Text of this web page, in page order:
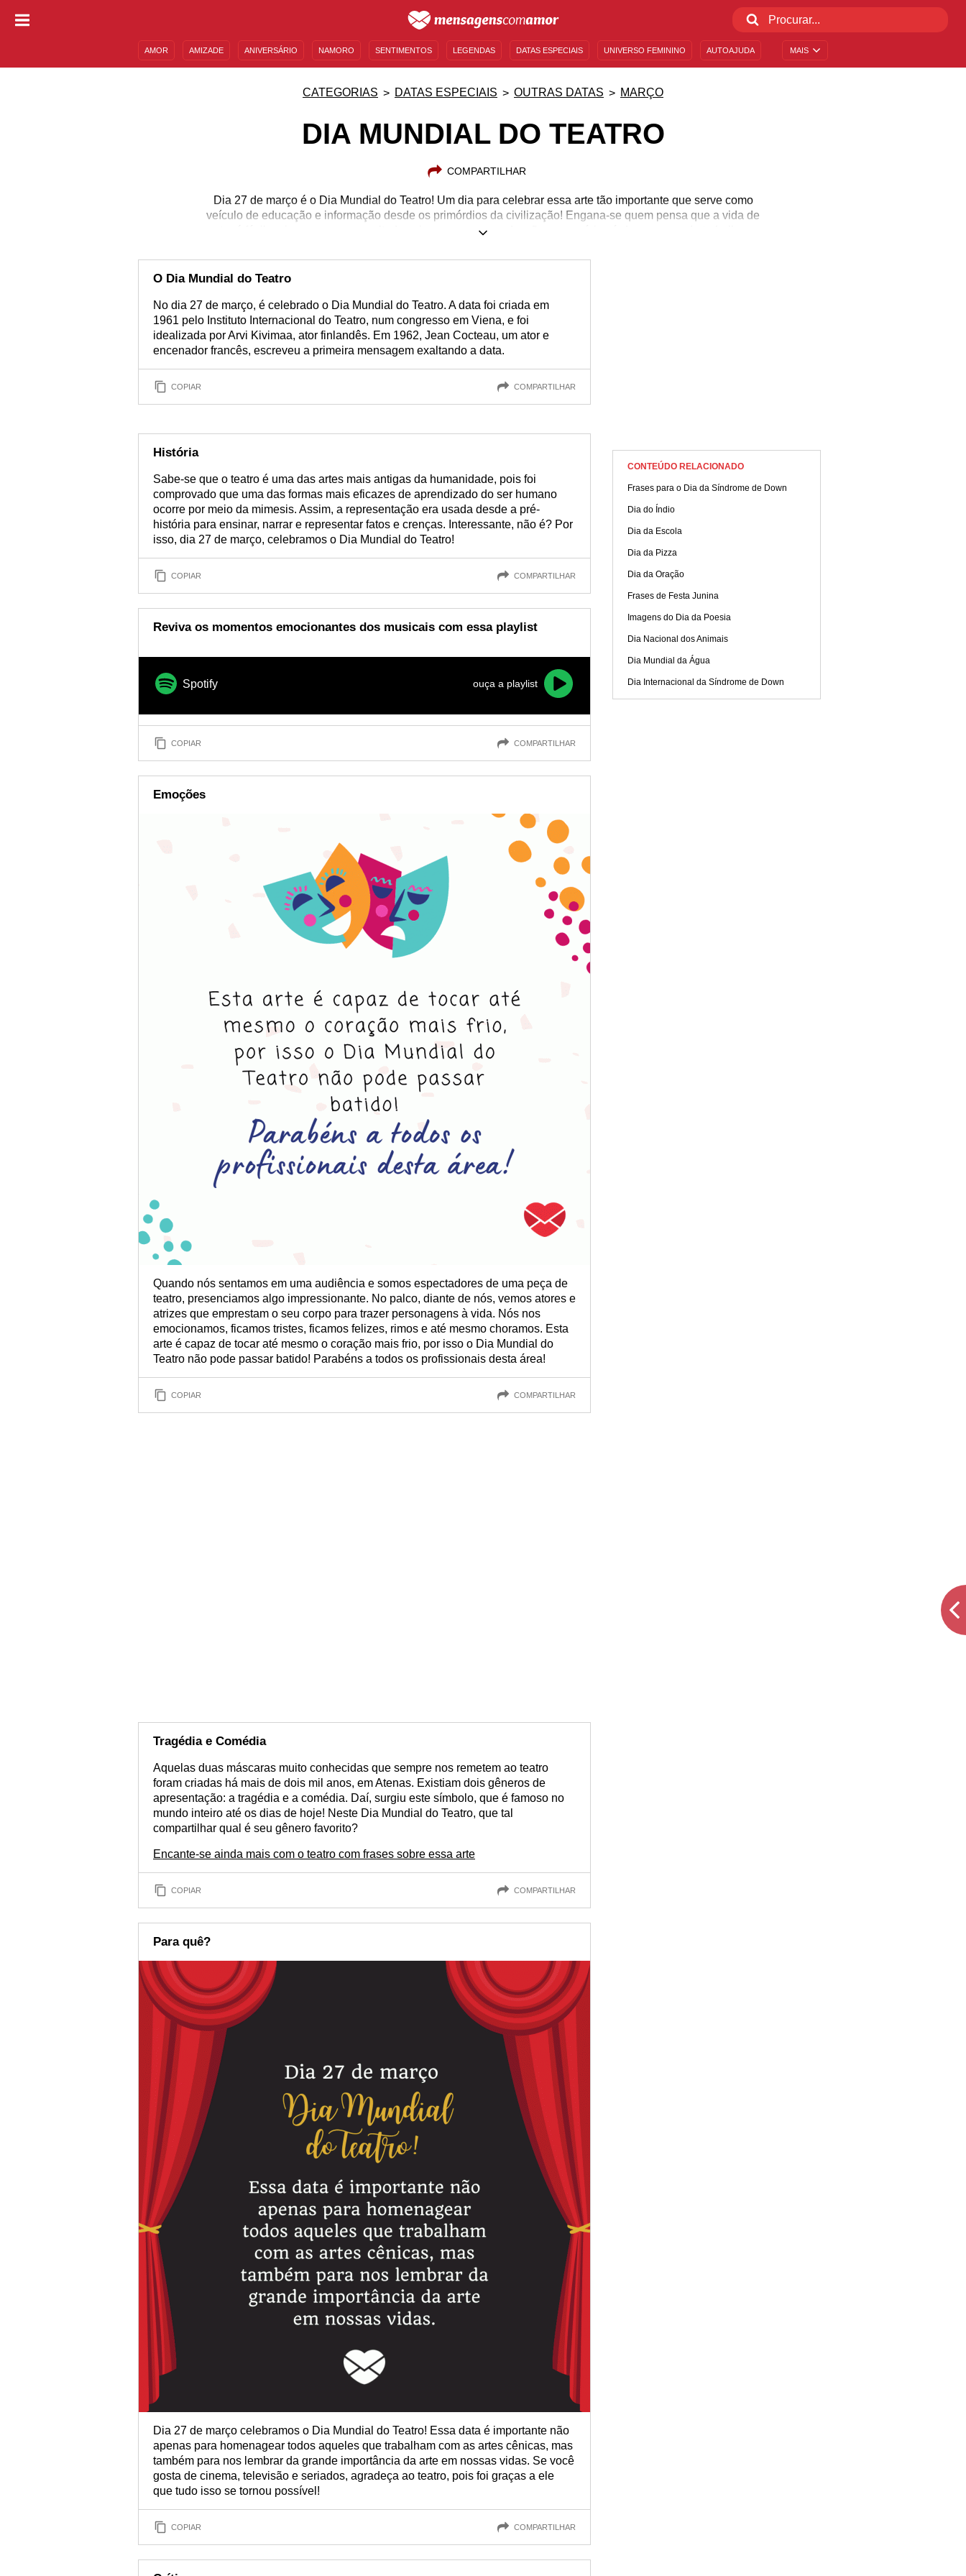
MAIS
AMOR AMIZADE ANIVERSÁRIO NAMORO SENTIMENTOS LEGENDAS DATAS ESPECIAIS UNIVERSO FEMININO AUTOAJUDA
CATEGORIAS DATAS ESPECIAIS OUTRAS DATAS MARÇO
DIA MUNDIAL DO TEATRO
COMPARTILHAR
Dia 27 de março é o Dia Mundial do Teatro! Um dia para celebrar essa arte tão importante que serve como
veículo de educação e informação desde os primórdios da civilização! Engana-se quem pensa que a vida de
ator é fácil, pois, para que o resultado seja como o esperado, são necessários árduos meses de trabalho e
trabalhar duro para que a mágica aconteça! Por isso nada mais justo que prestigiar essa data tão importante,
celebrar os atores que deram vida aos personagens que nos marcaram e valorizar essa arte e essa profissão!
O Dia Mundial do Teatro
No dia 27 de março, é celebrado o Dia Mundial do Teatro. A data foi criada em
1961 pelo Instituto Internacional do Teatro, num congresso em Viena, e foi
idealizada por Arvi Kivimaa, ator finlandês. Em 1962, Jean Cocteau, um ator e
encenador francês, escreveu a primeira mensagem exaltando a data.
COPIAR COMPARTILHAR
História
Sabe-se que o teatro é uma das artes mais antigas da humanidade, pois foi
comprovado que uma das formas mais eficazes de aprendizado do ser humano
ocorre por meio da mimesis. Assim, a representação era usada desde a pré-
história para ensinar, narrar e representar fatos e crenças. Interessante, não é? Por
isso, dia 27 de março, celebramos o Dia Mundial do Teatro!
COPIAR COMPARTILHAR
Reviva os momentos emocionantes dos musicais com essa playlist
Spotify ouça a playlist
COPIAR COMPARTILHAR
Emoções
Quando nós sentamos em uma audiência e somos espectadores de uma peça de
teatro, presenciamos algo impressionante. No palco, diante de nós, vemos atores e
atrizes que emprestam o seu corpo para trazer personagens à vida. Nós nos
emocionamos, ficamos tristes, ficamos felizes, rimos e até mesmo choramos. Esta
arte é capaz de tocar até mesmo o coração mais frio, por isso o Dia Mundial do
Teatro não pode passar batido! Parabéns a todos os profissionais desta área!
COPIAR COMPARTILHAR
Tragédia e Comédia
Aquelas duas máscaras muito conhecidas que sempre nos remetem ao teatro
foram criadas há mais de dois mil anos, em Atenas. Existiam dois gêneros de
apresentação: a tragédia e a comédia. Daí, surgiu este símbolo, que é famoso no
mundo inteiro até os dias de hoje! Neste Dia Mundial do Teatro, que tal
compartilhar qual é seu gênero favorito?
Encante-se ainda mais com o teatro com frases sobre essa arte
COPIAR COMPARTILHAR
Para quê?
Dia 27 de março celebramos o Dia Mundial do Teatro! Essa data é importante não
apenas para homenagear todos aqueles que trabalham com as artes cênicas, mas
também para nos lembrar da grande importância da arte em nossas vidas. Se você
gosta de cinema, televisão e seriados, agradeça ao teatro, pois foi graças a ele
que tudo isso se tornou possível!
COPIAR COMPARTILHAR
CONTEÚDO RELACIONADO
Frases para o Dia da Síndrome de Down
Dia do Índio
Dia da Escola
Dia da Pizza
Dia da Oração
Frases de Festa Junina
Imagens do Dia da Poesia
Dia Nacional dos Animais
Dia Mundial da Água
Dia Internacional da Síndrome de Down